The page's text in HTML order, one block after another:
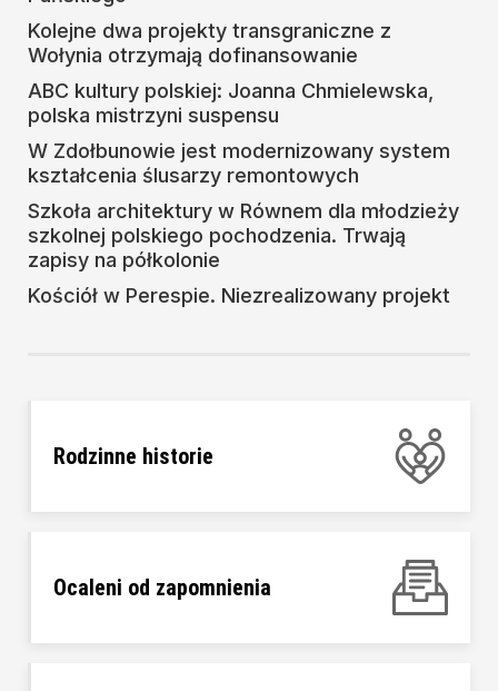
Kolejne dwa projekty transgraniczne z
Wołynia otrzymają dofinansowanie
ABC kultury polskiej: Joanna Chmielewska,
polska mistrzyni suspensu
W Zdołbunowie jest modernizowany system
kształcenia ślusarzy remontowych
Szkoła architektury w Równem dla młodzieży
szkolnej polskiego pochodzenia. Trwają
zapisy na półkolonie
Kościół w Perespie. Niezrealizowany projekt
Rodzinne historie
Ocaleni od zapomnienia